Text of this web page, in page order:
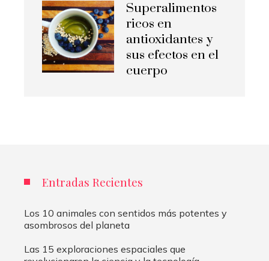
Superalimentos
ricos en
antioxidantes y
sus efectos en el
cuerpo
Entradas Recientes
Los 10 animales con sentidos más potentes y
asombrosos del planeta
Las 15 exploraciones espaciales que